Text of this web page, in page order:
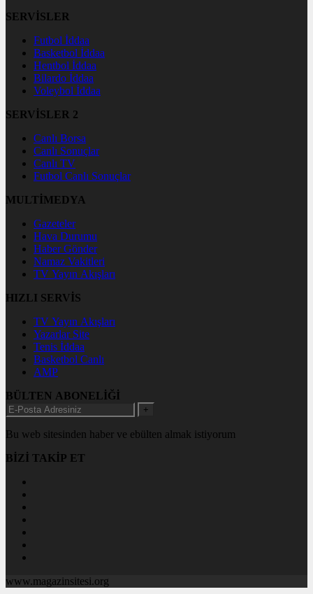
SERVİSLER
Futbol İddaa
Basketbol İddaa
Hentbol İddaa
Bilardo İddaa
Voleybol İddaa
SERVİSLER 2
Canlı Borsa
Canlı Sonuçlar
Canlı TV
Futbol Canlı Sonuçlar
MULTİMEDYA
Gazeteler
Hava Durumu
Haber Gönder
Namaz Vakitleri
TV Yayın Akışları
HIZLI SERVİS
TV Yayın Akışları
Yazarlar Site
Tenis İddaa
Basketbol Canlı
AMP
BÜLTEN ABONELİĞİ
+
Bu web sitesinden haber ve ebülten almak istiyorum
BİZİ TAKİP ET
www.magazinsitesi.org